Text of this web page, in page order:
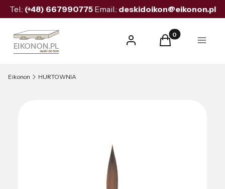
Tel.: (+48) 667990775Email.: deskidoikon@eikonon.pl
Zaloguj się Produkty w
Koszyk Menu
Eikonon HURTOWNIA